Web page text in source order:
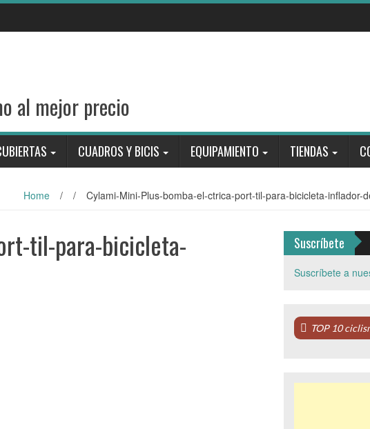
al mejor precio
CUADROS Y BICIS EQUIPAMIENTO TIENDAS
Home / / Cylami-Mini-Plus-bomba-el-ctrica-port-til-para-bicicleta-inflador-
til-para-bicicleta- Suscríbete
Suscríbete a
TOP 10